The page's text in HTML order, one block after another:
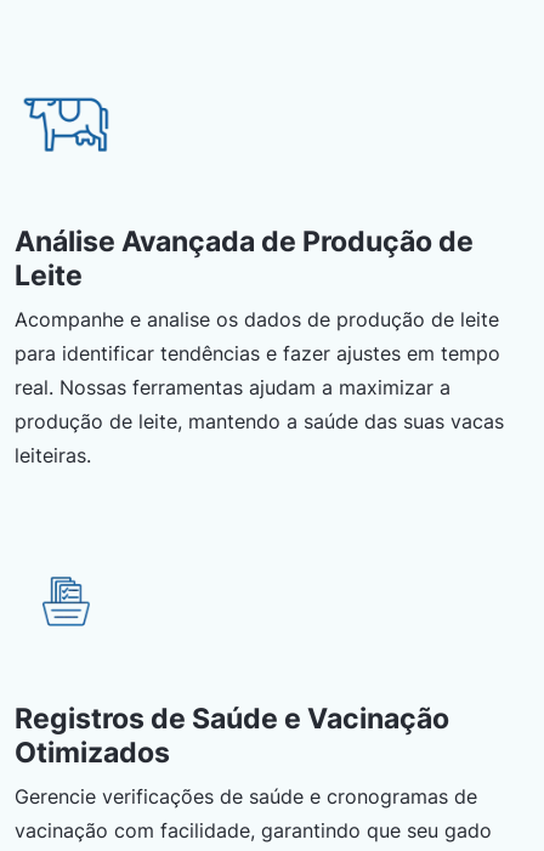
Análise Avançada de Produção de
Leite
Acompanhe e analise os dados de produção de leite
para identificar tendências e fazer ajustes em tempo
real. Nossas ferramentas ajudam a maximizar a
produção de leite, mantendo a saúde das suas vacas
leiteiras.
Registros de Saúde e Vacinação
Otimizados
Gerencie verificações de saúde e cronogramas de
vacinação com facilidade, garantindo que seu gado